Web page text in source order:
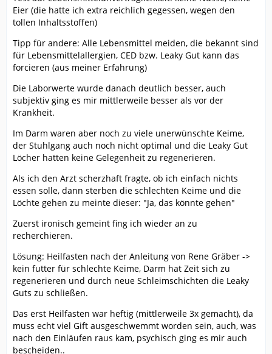
Eier (die hatte ich extra reichlich gegessen, wegen den
tollen Inhaltsstoffen)
Tipp für andere: Alle Lebensmittel meiden, die bekannt sind
für Lebensmittelallergien, CED bzw. Leaky Gut kann das
forcieren (aus meiner Erfahrung)
Die Laborwerte wurde danach deutlich besser, auch
subjektiv ging es mir mittlerweile besser als vor der
Krankheit.
Im Darm waren aber noch zu viele unerwünschte Keime,
der Stuhlgang auch noch nicht optimal und die Leaky Gut
Löcher hatten keine Gelegenheit zu regenerieren.
Als ich den Arzt scherzhaft fragte, ob ich einfach nichts
essen solle, dann sterben die schlechten Keime und die
Löchte gehen zu meinte dieser: "Ja, das könnte gehen"
Zuerst ironisch gemeint fing ich wieder an zu
recherchieren.
Lösung: Heilfasten nach der Anleitung von Rene Gräber ->
kein futter für schlechte Keime, Darm hat Zeit sich zu
regenerieren und durch neue Schleimschichten die Leaky
Guts zu schließen.
Das erst Heilfasten war heftig (mittlerweile 3x gemacht), da
muss echt viel Gift ausgeschwemmt worden sein, auch, was
nach den Einläufen raus kam, psychisch ging es mir auch
bescheiden..